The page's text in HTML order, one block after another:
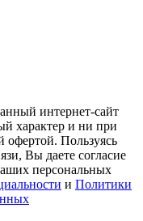
интернет-сайт
характер и ни при
офертой. Пользуясь
Вы даете согласие
персональных
и Политики